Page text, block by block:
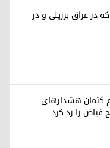
در عراق برزیلی و در
کتمان هشدارهای
فیاض را رد کرد